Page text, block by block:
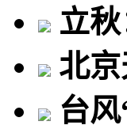
立
北
台